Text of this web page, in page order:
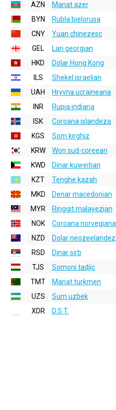
AZN
Manat azer
BYN
Rubla bielorusa
CNY
Yuan chinezesc
GEL
Lari georgian
HKD
Dolar Hong Kong
ILS
Shekel israelian
UAH
Hryvna ucraineana
INR
Rupia indiana
ISK
Coroana islandeza
KGS
Som kirghiz
KRW
Won sud-coreean
KWD
Dinar kuweitian
KZT
Tenghe kazah
MKD
Denar macedonian
MYR
Ringgit malayezian
NOK
Coroana norvegiana
NZD
Dolar neozeelandez
RSD
Dinar sirb
TJS
Somoni tadjic
TMT
Manat turkmen
UZS
Sum uzbek
XDR
D.S.T.